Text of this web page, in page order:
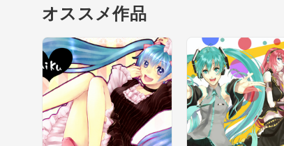
オススメ作品